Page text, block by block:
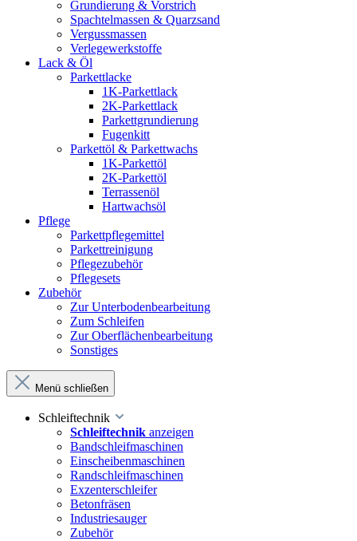
Grundierung & Vorstrich
Spachtelmassen & Quarzsand
Vergussmassen
Verlegewerkstoffe
Lack & Öl
Parkettlacke
1K-Parkettlack
2K-Parkettlack
Parkettgrundierung
Fugenkitt
Parkettöl & Parkettwachs
1K-Parkettöl
2K-Parkettöl
Terrassenöl
Hartwachsöl
Pflege
Parkettpflegemittel
Parkettreinigung
Pflegezubehör
Pflegesets
Zubehör
Zur Unterbodenbearbeitung
Zum Schleifen
Zur Oberflächenbearbeitung
Sonstiges
Menü schließen
Schleiftechnik
Schleiftechnik anzeigen
Bandschleifmaschinen
Einscheibenmaschinen
Randschleifmaschinen
Exzenterschleifer
Betonfräsen
Industriesauger
Zubehör